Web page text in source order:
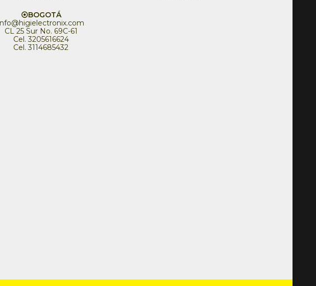
⦿BOGOTÁ
CL 25 Sur No. 69C-61
Cel. 3205616624
Cel. 3114685432